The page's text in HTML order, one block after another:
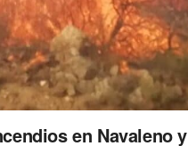
en Navaleno y